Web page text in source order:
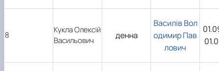
8
Кукла Олексій
Васильович
денна
Василів Вол
одимир Пав
лович